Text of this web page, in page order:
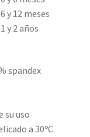
y 12 meses
y 2 años
spandex
su uso
a 30ºC